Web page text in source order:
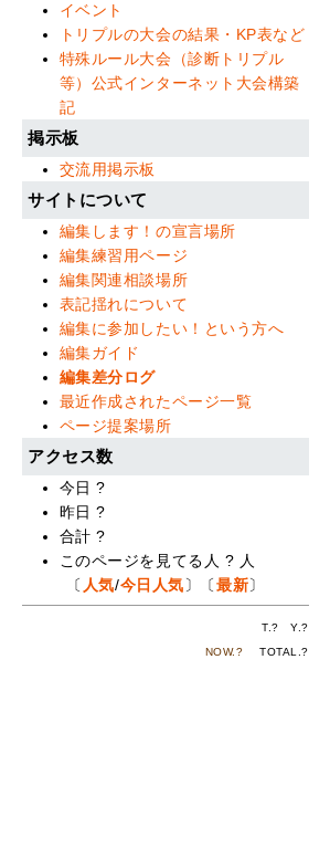
イベント
トリプルの大会の結果・KP表など
特殊ルール大会（診断トリプル
等）公式インターネット大会構築
記
掲示板
交流用掲示板
サイトについて
編集します！の宣言場所
編集練習用ページ
編集関連相談場所
表記揺れについて
編集に参加したい！という方へ
編集ガイド
編集差分ログ
最近作成されたページ一覧
ページ提案場所
アクセス数
今日?
昨日?
合計?
このページを見てる人 ? 人
〔 人気/今日人気〕〔最新〕
T.? Y.?
NOW.? TOTAL.?